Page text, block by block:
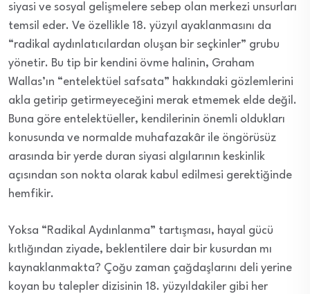
siyasi ve sosyal gelişmelere sebep olan merkezi unsurları
temsil eder. Ve özellikle 18. yüzyıl ayaklanmasını da
“radikal aydınlatıcılardan oluşan bir seçkinler” grubu
yönetir. Bu tip bir kendini övme halinin, Graham
Wallas’ın “entelektüel safsata” hakkındaki gözlemlerini
akla getirip getirmeyeceğini merak etmemek elde değil.
Buna göre entelektüeller, kendilerinin önemli oldukları
konusunda ve normalde muhafazakâr ile öngörüsüz
arasında bir yerde duran siyasi algılarının keskinlik
açısından son nokta olarak kabul edilmesi gerektiğinde
hemfikir.
Yoksa “Radikal Aydınlanma” tartışması, hayal gücü
kıtlığından ziyade, beklentilere dair bir kusurdan mı
kaynaklanmakta? Çoğu zaman çağdaşlarını deli yerine
koyan bu talepler dizisinin 18. yüzyıldakiler gibi her